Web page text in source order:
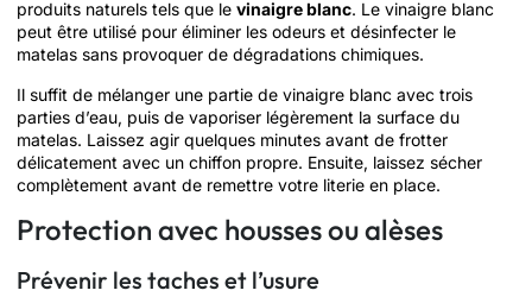
produits naturels tels que le vinaigre blanc. Le vinaigre blanc
peut être utilisé pour éliminer les odeurs et désinfecter le
matelas sans provoquer de dégradations chimiques.
Il suffit de mélanger une partie de vinaigre blanc avec trois
parties d’eau, puis de vaporiser légèrement la surface du
matelas. Laissez agir quelques minutes avant de frotter
délicatement avec un chiffon propre. Ensuite, laissez sécher
complètement avant de remettre votre literie en place.
Protection avec housses ou alèses
Prévenir les taches et l’usure